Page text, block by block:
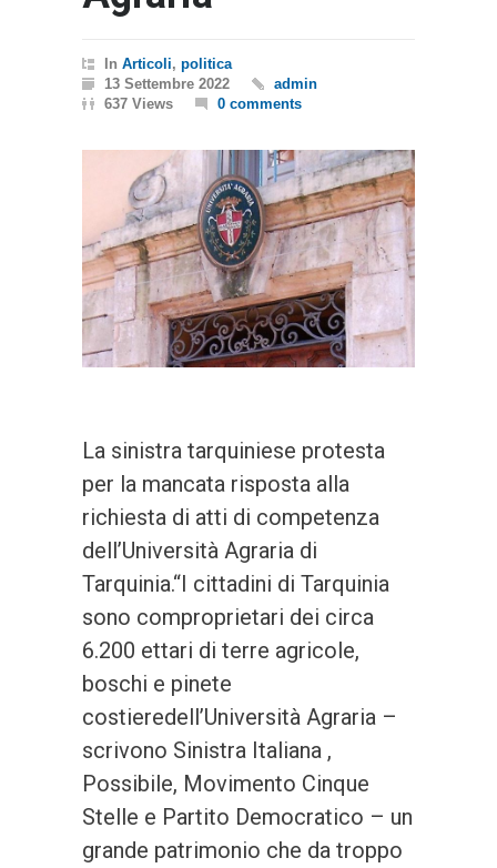
In Articoli, politica
13 Settembre 2022
admin
637 Views
0 comments
La sinistra tarquiniese protesta
per la mancata risposta alla
richiesta di atti di competenza
dell’Università Agraria di
Tarquinia.“I cittadini di Tarquinia
sono comproprietari dei circa
6.200 ettari di terre agricole,
boschi e pinete
costieredell’Università Agraria –
scrivono Sinistra Italiana ,
Possibile, Movimento Cinque
Stelle e Partito Democratico – un
grande patrimonio che da troppo